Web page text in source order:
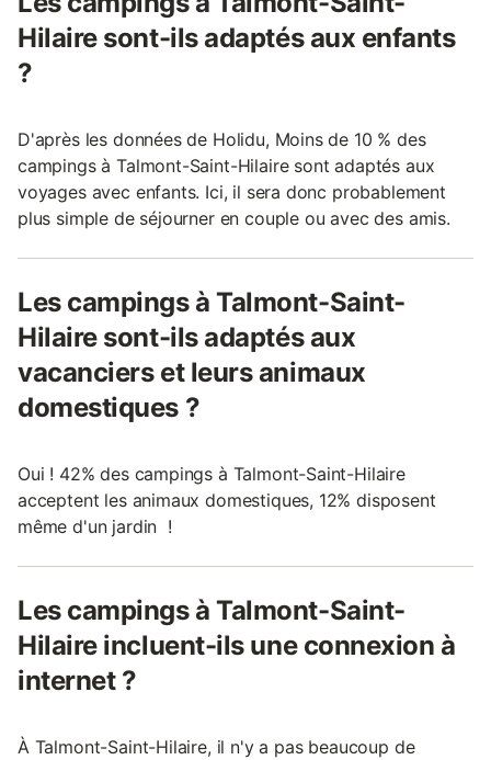
Hilaire sont-ils adaptés aux enfants
?
D'après les données de Holidu, Moins de 10 % des
campings à Talmont-Saint-Hilaire sont adaptés aux
voyages avec enfants. Ici, il sera donc probablement
plus simple de séjourner en couple ou avec des amis.
Les campings à Talmont-Saint-
Hilaire sont-ils adaptés aux
vacanciers et leurs animaux
domestiques ?
Oui ! 42% des campings à Talmont-Saint-Hilaire
acceptent les animaux domestiques, 12% disposent
même d'un jardin !
Les campings à Talmont-Saint-
Hilaire incluent-ils une connexion à
internet ?
À Talmont-Saint-Hilaire, il n'y a pas beaucoup de